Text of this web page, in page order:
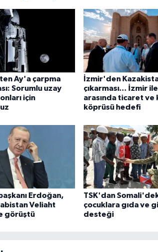
Ay'a çarpma
Sorumlu uzay
için
İzmir'den
çıkarması... İzmir
arasında ticaret ve
köprüsü hedefi
Erdoğan,
Veliaht
görüştü
TSK'dan
çocuklara gıda ve
desteği